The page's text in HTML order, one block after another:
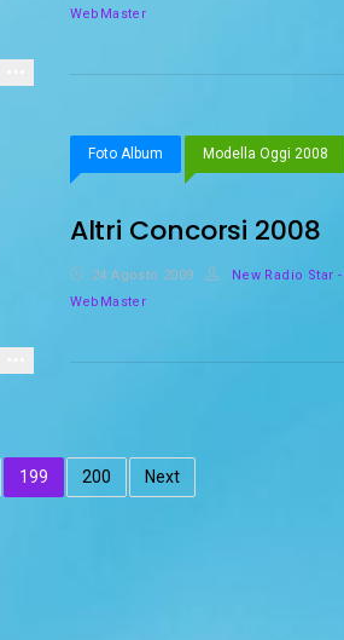
WebMaster
Foto Album Modella Oggi 2008
Altri Concorsi 2008
24 Agosto 2009
New Radio Star -
WebMaster
199 200 Next